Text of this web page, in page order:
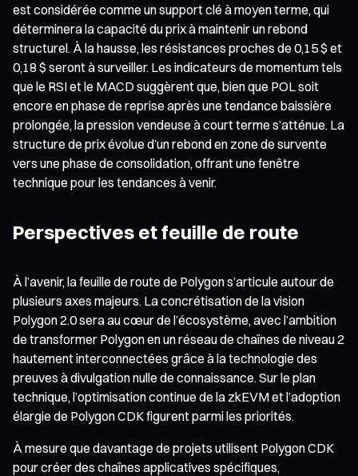
est considérée comme un support clé à moyen terme, qui
déterminera la capacité du prix à maintenir un rebond
structurel. À la hausse, les résistances proches de 0,15 $ et
0,18 $ seront à surveiller. Les indicateurs de momentum tels
que le RSI et le MACD suggèrent que, bien que POL soit
encore en phase de reprise après une tendance baissière
prolongée, la pression vendeuse à court terme s’atténue. La
structure de prix évolue d’un rebond en zone de survente
vers une phase de consolidation, offrant une fenêtre
technique pour les tendances à venir.
Perspectives et feuille de route
À l’avenir, la feuille de route de Polygon s’articule autour de
plusieurs axes majeurs. La concrétisation de la vision
Polygon 2.0 sera au cœur de l’écosystème, avec l’ambition
de transformer Polygon en un réseau de chaînes de niveau 2
hautement interconnectées grâce à la technologie des
preuves à divulgation nulle de connaissance. Sur le plan
technique, l’optimisation continue de la zkEVM et l’adoption
élargie de Polygon CDK figurent parmi les priorités.
À mesure que davantage de projets utilisent Polygon CDK
pour créer des chaînes applicatives spécifiques,